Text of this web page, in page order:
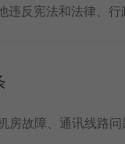
违反宪法和法律、行
房故障、通讯线路